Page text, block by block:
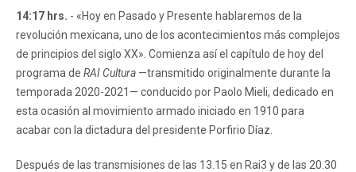
14:17 hrs. - «Hoy en Pasado y Presente hablaremos de la
revolución mexicana, uno de los acontecimientos más complejos
de principios del siglo XX». Comienza así el capítulo de hoy del
programa de RAI Cultura —transmitido originalmente durante la
temporada 2020-2021— conducido por Paolo Mieli, dedicado en
esta ocasión al movimiento armado iniciado en 1910 para
acabar con la dictadura del presidente Porfirio Díaz.
Después de las transmisiones de las 13.15 en Rai3 y de las 20.30